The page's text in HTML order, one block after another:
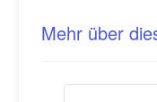
Mehr über